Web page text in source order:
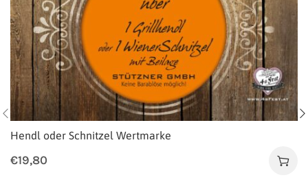
Hendl oder Schnitzel Wertmarke
€19,80